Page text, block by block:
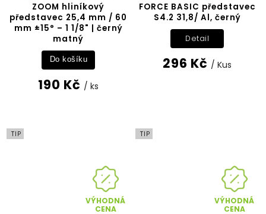
ZOOM hliníkový
představec 25,4 mm / 60
mm ±15° – 1 1/8" | černý
matný
190 Kč / ks
Do košíku
FORCE BASIC představec
S4.2 31,8/ Al, černý
296 Kč / Kus
Detail
TIP
VÝHODNÁ
CENA
TIP
VÝHODNÁ
CENA